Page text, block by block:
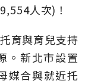
人次)！
育與育兒支持
。新北市設置
媒合與就近托